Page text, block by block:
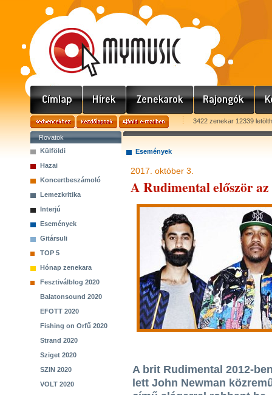
3422 zenekar 12339
Rovatok
Külföldi
Hazai
Koncertbeszámoló
Lemezkritika
Interjú
Események
Gitársuli
TOP 5
Hónap zenekara
Fesztiválblog 2020
Balatonsound 2020
EFOTT 2020
Fishing on Orfű 2020
Strand 2020
Sziget 2020
SZIN 2020
VOLT 2020
Események
2017. október 3.
A Rudimental először
A brit Rudimental 2012-
lett John Newman